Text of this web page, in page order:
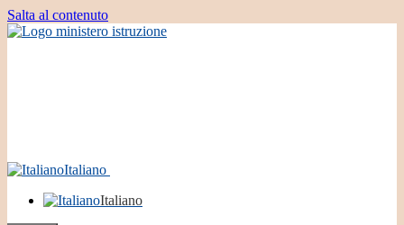
Salta al contenuto
Italiano
Italiano